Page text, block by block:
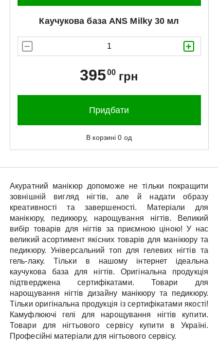
Каучукова база ANS Milky 30 мл
39500 грн
Придбати
В корзині0 од
Акуратний манікюр допоможе не тільки покращити
зовнішній вигляд нігтів, але й надати образу
креативності та завершеності.
Матеріали для
манікюру, педикюру, нарощування нігтів.
Великий
вибір товарів для нігтів за приємною ціною! У нас
великий асортимент якісних товарів для манікюру та
педикюру. Універсальний топ для гелевих нігтів та
гель-лаку.
Тільки в нашому інтернет ідеальна
каучукова база для нігтів.
Оригінальна продукція
підтверджена сертифікатами.
Товари для
нарощування нігтів дизайну манікюру та педикюру.
Тільки оригінальна продукція із сертифікатами якості!
Камуфлюючі гелі для нарощування нігтів купити.
Товари для нігтьового сервісу купити в Україні.
Професійні матеріали для нігтьового сервісу.